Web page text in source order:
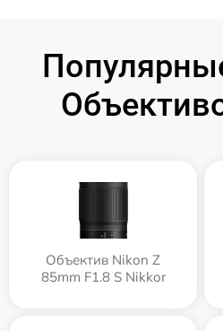
Объектив Nikon Z
85mm F1.8 S Nikkor